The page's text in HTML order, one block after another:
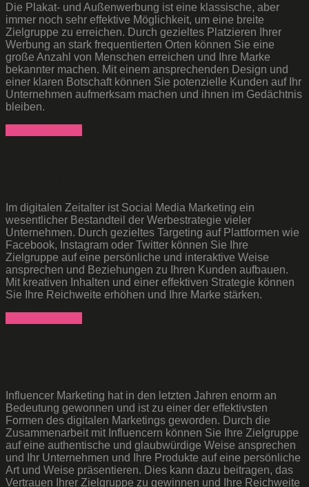
Die Plakat- und Außenwerbung ist eine klassische, aber
immer noch sehr effektive Möglichkeit, um eine breite
Zielgruppe zu erreichen. Durch gezieltes Platzieren Ihrer
Werbung an stark frequentierten Orten können Sie eine
große Anzahl von Menschen erreichen und Ihre Marke
bekannter machen. Mit einem ansprechenden Design und
einer klaren Botschaft können Sie potenzielle Kunden auf Ihr
Unternehmen aufmerksam machen und ihnen im Gedächtnis
bleiben.
Im digitalen Zeitalter ist Social Media Marketing ein
wesentlicher Bestandteil der Werbestrategie vieler
Unternehmen. Durch gezieltes Targeting auf Plattformen wie
Facebook, Instagram oder Twitter können Sie Ihre
Zielgruppe auf eine persönliche und interaktive Weise
ansprechen und Beziehungen zu Ihren Kunden aufbauen.
Mit kreativen Inhalten und einer effektiven Strategie können
Sie Ihre Reichweite erhöhen und Ihre Marke stärken.
Influencer Marketing hat in den letzten Jahren enorm an
Bedeutung gewonnen und ist zu einer der effektivsten
Formen des digitalen Marketings geworden. Durch die
Zusammenarbeit mit Influencern können Sie Ihre Zielgruppe
auf eine authentische und glaubwürdige Weise ansprechen
und Ihr Unternehmen und Ihre Produkte auf eine persönliche
Art und Weise präsentieren. Dies kann dazu beitragen, das
Vertrauen Ihrer Zielgruppe zu gewinnen und Ihre Reichweite